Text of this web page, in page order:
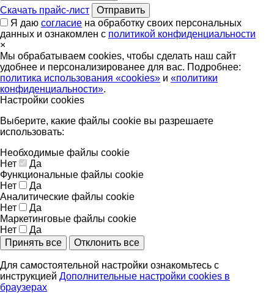
Скачать прайс-лист
Отправить
Я даю согласие на обработку своих персональных
данных и ознакомлен с политикой конфиденциальности
×
Мы обрабатываем cookies, чтобы сделать наш сайт
удобнее и персонализированее для вас. Подробнее:
политика использования «cookies» и «политики
конфиденциальности».
Настройки cookies
Выберите, какие файлы cookie вы разрешаете
использовать:
Необходимые файлы cookie
Нет
Да
Функциональные файлы cookie
Нет
Да
Аналитические файлы cookie
Нет
Да
Маркетинговые файлы cookie
Нет
Да
Принять все
Отклонить все
Для самостоятельной настройки ознакомьтесь с
инструкцией Дополнительные настройки cookies в
браузерах